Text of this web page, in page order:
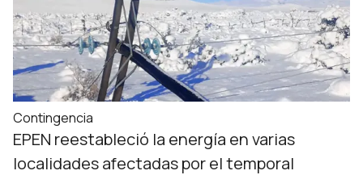
Contingencia
EPEN reestableció la energía en varias
localidades afectadas por el temporal